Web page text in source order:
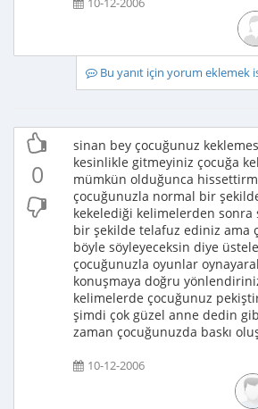
10-12-2006
Bu yanıt için yorum eklemek
0
sinan bey çocuğunuz
kesinlikle gitmeyiniz çocuğa
mümkün olduğunca
çocuğunuzla normal bir
kekelediği kelimelerden sonra
bir şekilde telafuz ediniz ama
böyle söyleyeceksin diye
çocuğunuzla oyunlar
konuşmaya doğru
kelimelerde çocuğunuz
şimdi çok güzel anne dedin
zaman çocuğunuzda baskı
10-12-2006